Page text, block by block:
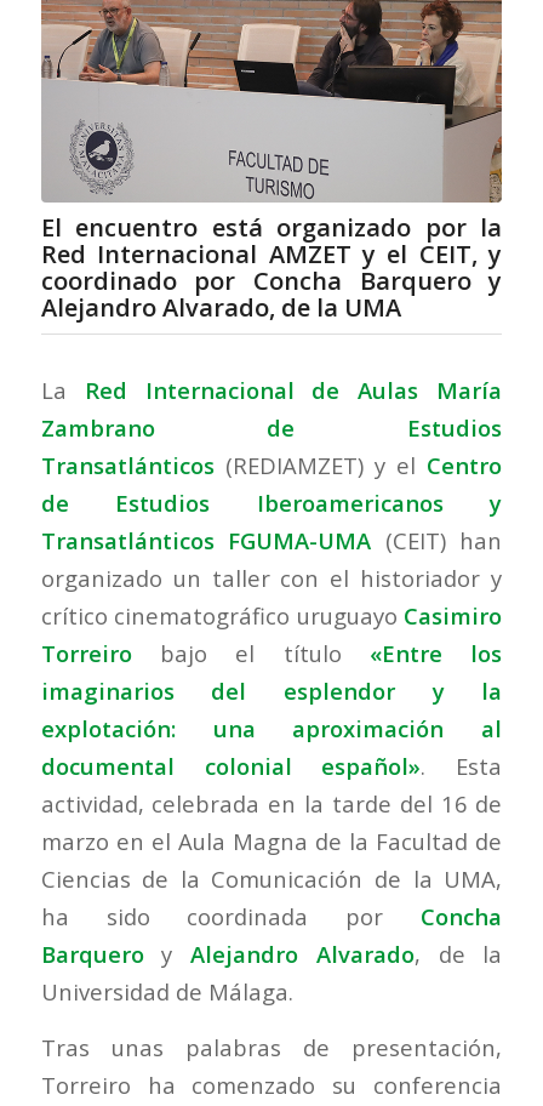
El encuentro está organizado por la
Red Internacional AMZET y el CEIT, y
coordinado por Concha Barquero y
Alejandro Alvarado, de la UMA
La Red Internacional de Aulas María
Zambrano de Estudios
Transatlánticos(REDIAMZET) y el Centro
de Estudios Iberoamericanos y
Transatlánticos FGUMA-UMA (CEIT) han
organizado un taller con el historiador y
crítico cinematográfico uruguayo Casimiro
Torreirobajo el título «Entre los
imaginarios del esplendor y la
explotación: una aproximación al
documental colonial español». Esta
actividad, celebrada en la tarde del 16 de
marzo en el Aula Magna de la Facultad de
Ciencias de la Comunicación de la UMA,
ha sido coordinada por Concha
BarqueroyAlejandro Alvarado, de la
Universidad de Málaga.
Tras unas palabras de presentación,
Torreiro ha comenzado su conferencia